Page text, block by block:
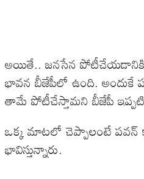
అయితే.. జనసేన పోటీచేయడానికి
భావన బీజేపీలో ఉంది. అందుకే
తామే పోటీచేస్తామని బీజేపీ
ఒక్క మాటలో చెప్పాలంటే పవన్
భావిస్తున్నారు.